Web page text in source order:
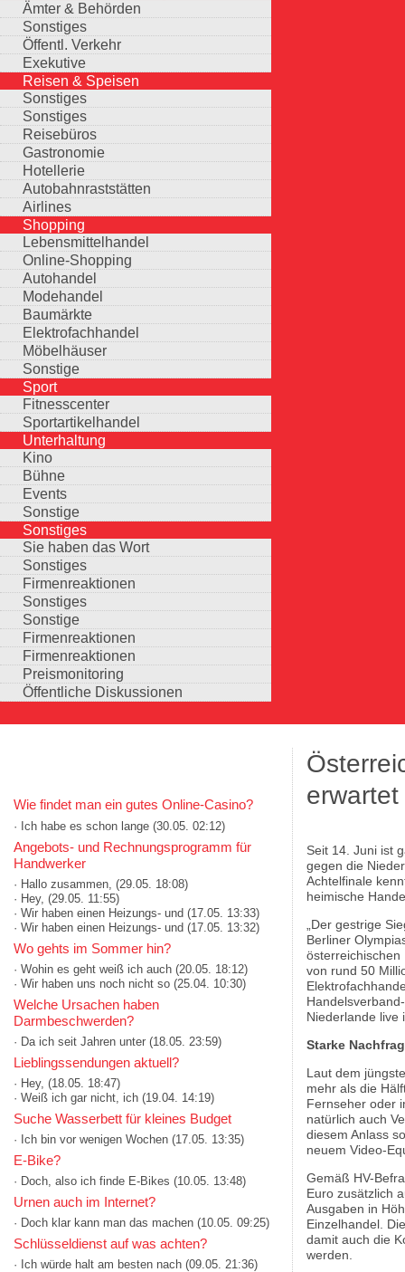
Ämter & Behörden
Sonstiges
Öffentl. Verkehr
Exekutive
Reisen & Speisen
Sonstiges
Sonstiges
Reisebüros
Gastronomie
Hotellerie
Autobahnraststätten
Airlines
Shopping
Lebensmittelhandel
Online-Shopping
Autohandel
Modehandel
Baumärkte
Elektrofachhandel
Möbelhäuser
Sonstige
Sport
Fitnesscenter
Sportartikelhandel
Unterhaltung
Kino
Bühne
Events
Sonstige
Sonstiges
Sie haben das Wort
Sonstiges
Firmenreaktionen
Sonstiges
Sonstige
Firmenreaktionen
Firmenreaktionen
Preismonitoring
Öffentliche Diskussionen
Wie findet man ein gutes Online-Casino?
· Ich habe es schon lange (30.05. 02:12)
Angebots- und Rechnungsprogramm für
Handwerker
· Hallo zusammen, (29.05. 18:08)
· Hey, (29.05. 11:55)
· Wir haben einen Heizungs- und (17.05. 13:33)
· Wir haben einen Heizungs- und (17.05. 13:32)
Wo gehts im Sommer hin?
· Wohin es geht weiß ich auch (20.05. 18:12)
· Wir haben uns noch nicht so (25.04. 10:30)
Welche Ursachen haben
Darmbeschwerden?
· Da ich seit Jahren unter (18.05. 23:59)
Lieblingssendungen aktuell?
· Hey, (18.05. 18:47)
· Weiß ich gar nicht, ich (19.04. 14:19)
Suche Wasserbett für kleines Budget
· Ich bin vor wenigen Wochen (17.05. 13:35)
E-Bike?
· Doch, also ich finde E-Bikes (10.05. 13:48)
Urnen auch im Internet?
· Doch klar kann man das machen (10.05. 09:25)
Schlüsseldienst auf was achten?
· Ich würde halt am besten nach (09.05. 21:36)
Seit 14. Juni ist
gegen die
Achtelfinale
heimische
„Der gestrige
Berliner
österreichischen
von rund 50
Niederlande live
Starke
Laut dem
mehr als die
Fernseher oder
natürlich auch
diesem Anlass
neuem Video-
Gemäß HV-
Euro zusätzlich
Ausgaben in
Einzelhandel.
damit auch die
werden.
Auswahlmöglichkeiten